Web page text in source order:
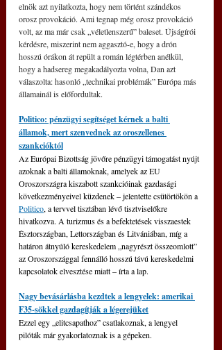
elnök azt nyilatkozta, hogy nem történt szándékos
orosz provokáció. Ami tegnap még orosz provokáció
volt, az ma már csak „véletlenszerű” baleset. Újságírói
kérdésre, miszerint nem aggasztó-e, hogy a drón
hosszú órákon át repült a román légtérben anélkül,
hogy a hadsereg megakadályozta volna, Dan azt
válaszolta: hasonló „technikai problémák” Európa más
államainál is előfordultak.
Politico: pénzügyi segítséget kérnek a balti
államok, mert szenvednek az oroszellenes
szankcióktól
Az Európai Bizottság jövőre pénzügyi támogatást nyújt
azoknak a balti államoknak, amelyek az EU
Oroszországra kiszabott szankcióinak gazdasági
következményeivel küzdenek – jelentette csütörtökön a
Politico, a tervvel tisztában lévő tisztviselőkre
hivatkozva. A turizmus és a befektetések visszaestek
Észtországban, Lettországban és Litvániában, míg a
határon átnyúló kereskedelem „nagyrészt összeomlott”
az Oroszországgal fennálló hosszú távú kereskedelmi
kapcsolatok elvesztése miatt – írta a lap.
Nagy bevásárlásba kezdtek a lengyelek: amerikai
F35-sökkel gazdagítják a légerejüket
Ezzel egy „elitcsapathoz” csatlakoznak, a lengyel
pilóták már gyakorlatoznak is a gépeken.